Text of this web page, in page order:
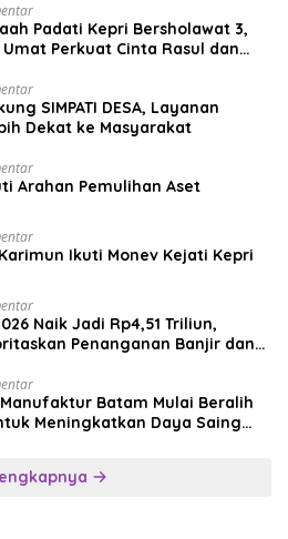
Padati Kepri Bersholawat 3,
Perkuat Cinta Rasul dan
SIMPATI DESA, Layanan
Dekat ke Masyarakat
Arahan Pemulihan Aset
Ikuti Monev Kejati Kepri
Naik Jadi Rp4,51 Triliun,
Penanganan Banjir dan
Batam Mulai Beralih
Meningkatkan Daya Saing